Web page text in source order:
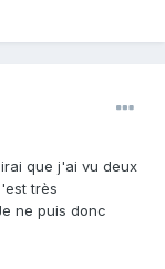
que j'ai vu deux
très
ne puis donc